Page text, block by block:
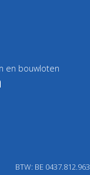
en bouwloten
BTW: BE 0437.812.963